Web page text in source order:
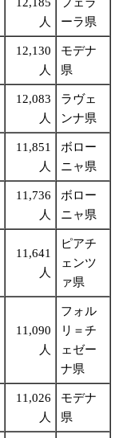
人
ーラ県
12,130
人
モデナ
県
12,083
人
ラヴェ
ンナ県
11,851
人
ボロー
ニャ県
11,736
人
ボロー
ニャ県
11,641
人
ピアチ
ェンツ
ァ県
11,090
人
フォル
リ＝チ
ェゼー
ナ県
11,026
人
モデナ
県